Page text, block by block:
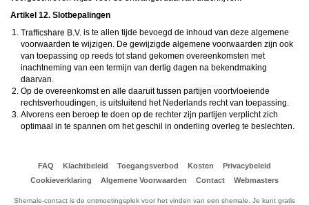
Artikel 12. Slotbepalingen
is te allen tijde bevoegd de inhoud van deze algemene
voorwaarden te wijzigen. De gewijzigde algemene voorwaarden zijn ook
van toepassing op reeds tot stand gekomen overeenkomsten met
inachtneming van een termijn van dertig dagen na bekendmaking
daarvan.
Op de overeenkomst en alle daaruit tussen partijen voortvloeiende
rechtsverhoudingen, is uitsluitend het Nederlands recht van toepassing.
Alvorens een beroep te doen op de rechter zijn partijen verplicht zich
optimaal in te spannen om het geschil in onderling overleg te beslechten.
FAQ Klachtbeleid Toegangsverbod Kosten
Privacybeleid
Cookieverklaring
Algemene Voorwaarden Contact Webmasters
Shemale-contact is de ontmoetingsplek voor het vinden van een shemale. Je kunt gratis